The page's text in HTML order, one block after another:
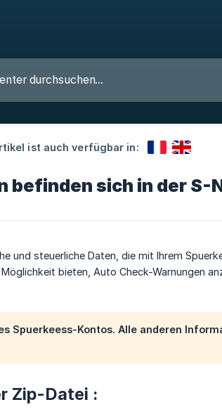
ist auch verfügbar in:
befinden sich in der
und steuerliche Daten, die mit Ihrem
bieten, Auto Check-Warnungen
Spuerkeess-Kontos. Alle anderen
Zip-Datei :